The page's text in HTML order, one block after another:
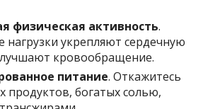
физическая активность.
нагрузки укрепляют сердечную
кровообращение.
питание. Откажитесь
продуктов, богатых солью,